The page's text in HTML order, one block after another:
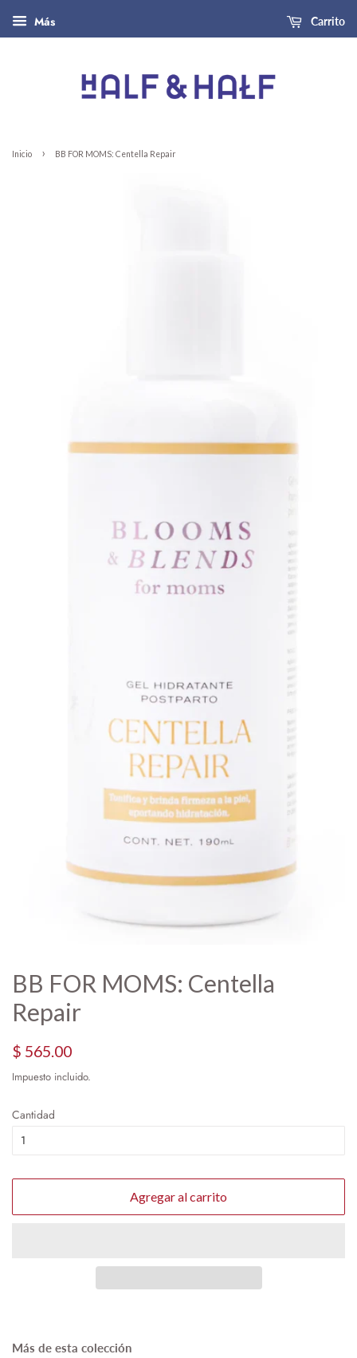
Más Carrito
Inicio › BB FOR MOMS: Centella Repair
BB FOR MOMS: Centella
Repair
Precio
$ 565.00
oferta
Impuesto incluido.
Cantidad
Agregar al carrito
Más de esta colección